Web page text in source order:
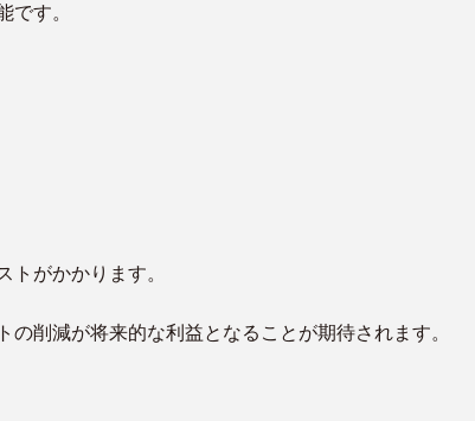
です。
トがかかります。
削減が将来的な利益となることが期待されます。